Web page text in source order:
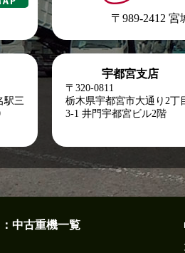
〒989-2412
駅三
宇都宮支店
〒320-0811
栃木県宇都宮市大通り2丁
3-1 井門宇都宮ビル2階
中古重機一覧